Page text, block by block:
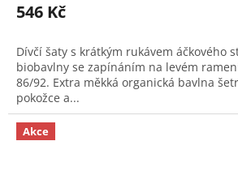
546 Kč
Dívčí šaty s krátkým rukávem áčkového
biobavlny se zapínáním na levém
86/92. Extra měkká organická bavlna
pokožce a...
Akce